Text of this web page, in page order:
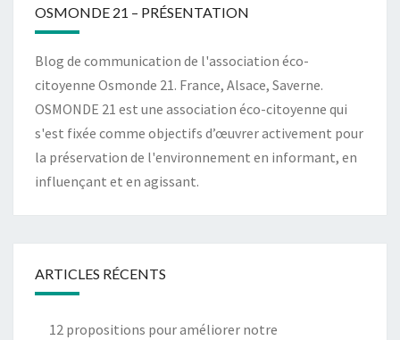
OSMONDE 21 – PRÉSENTATION
Blog de communication de l'association éco-
citoyenne Osmonde 21. France, Alsace, Saverne.
OSMONDE 21 est une association éco-citoyenne qui
s'est fixée comme objectifs d’œuvrer activement pour
la préservation de l'environnement en informant, en
influençant et en agissant.
ARTICLES RÉCENTS
12 propositions pour améliorer notre